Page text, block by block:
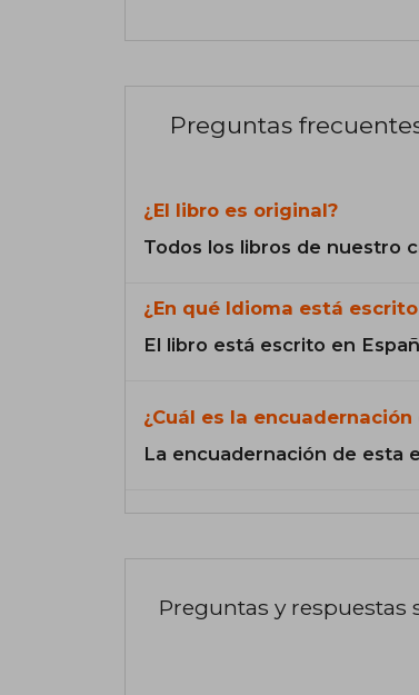
Preguntas
¿El libro es original?
Todos los libros de nuestro
¿En qué Idioma está
El libro está escrito en
¿Cuál es la
La encuadernación de esta
Preguntas y respuestas